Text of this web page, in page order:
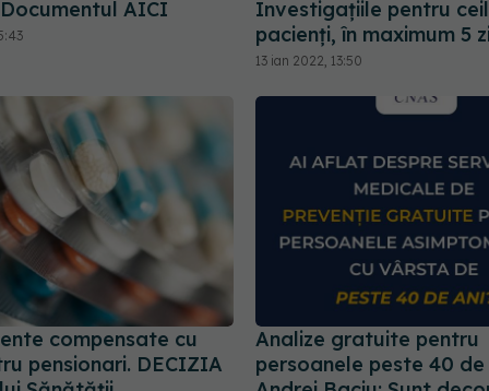
AICI
Investigațiile pentru
pacienți, în maximum 5
13 ian 2022, 13:50
compensate cu
pensionari. DECIZIA
Analize gratuite pentru
persoanele peste 40 de